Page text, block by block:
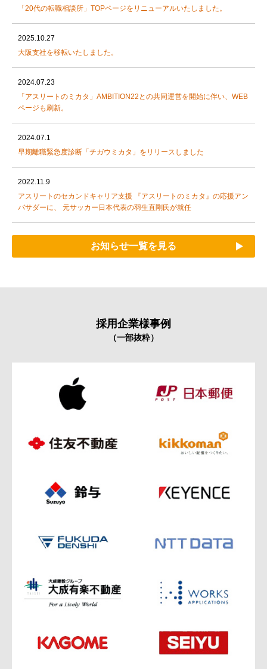
「20代の転職相談所」TOPページをリニューアルいたしました。
2025.10.27
大阪支社を移転いたしました。
2024.07.23
「アスリートのミカタ」AMBITION22との共同運営を開始に伴い、WEB
ページも刷新。
2024.07.1
早期離職緊急度診断「チガウミカタ」をリリースしました
2022.11.9
アスリートのセカンドキャリア支援 『アスリートのミカタ』の応援アン
バサダーに、 元サッカー日本代表の羽生直剛氏が就任
お知らせ一覧を見る
採用企業様事例
（一部抜粋）